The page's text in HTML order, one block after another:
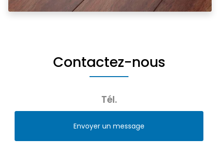
Contactez-nous
Tél.
Envoyer un message